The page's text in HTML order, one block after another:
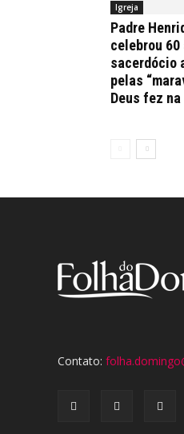
Igreja
Padre
celebrou 60
sacerdócio
pelas
Deus fez
Contato: